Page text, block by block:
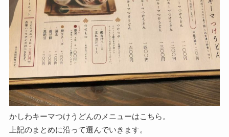
かしわキーマつけうどんのメニューはこちら。
上記のまとめに沿って選んでいきます。